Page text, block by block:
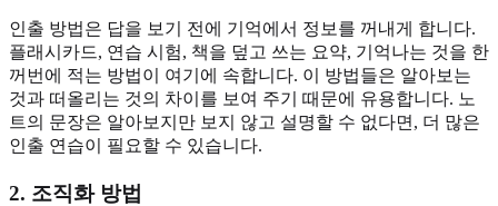
인출 방법은 답을 보기 전에 기억에서 정보를 꺼내게 합니다.
플래시카드, 연습 시험, 책을 덮고 쓰는 요약, 기억나는 것을 한
꺼번에 적는 방법이 여기에 속합니다. 이 방법들은 알아보는
것과 떠올리는 것의 차이를 보여 주기 때문에 유용합니다. 노
트의 문장은 알아보지만 보지 않고 설명할 수 없다면, 더 많은
인출 연습이 필요할 수 있습니다.
2. 조직화 방법